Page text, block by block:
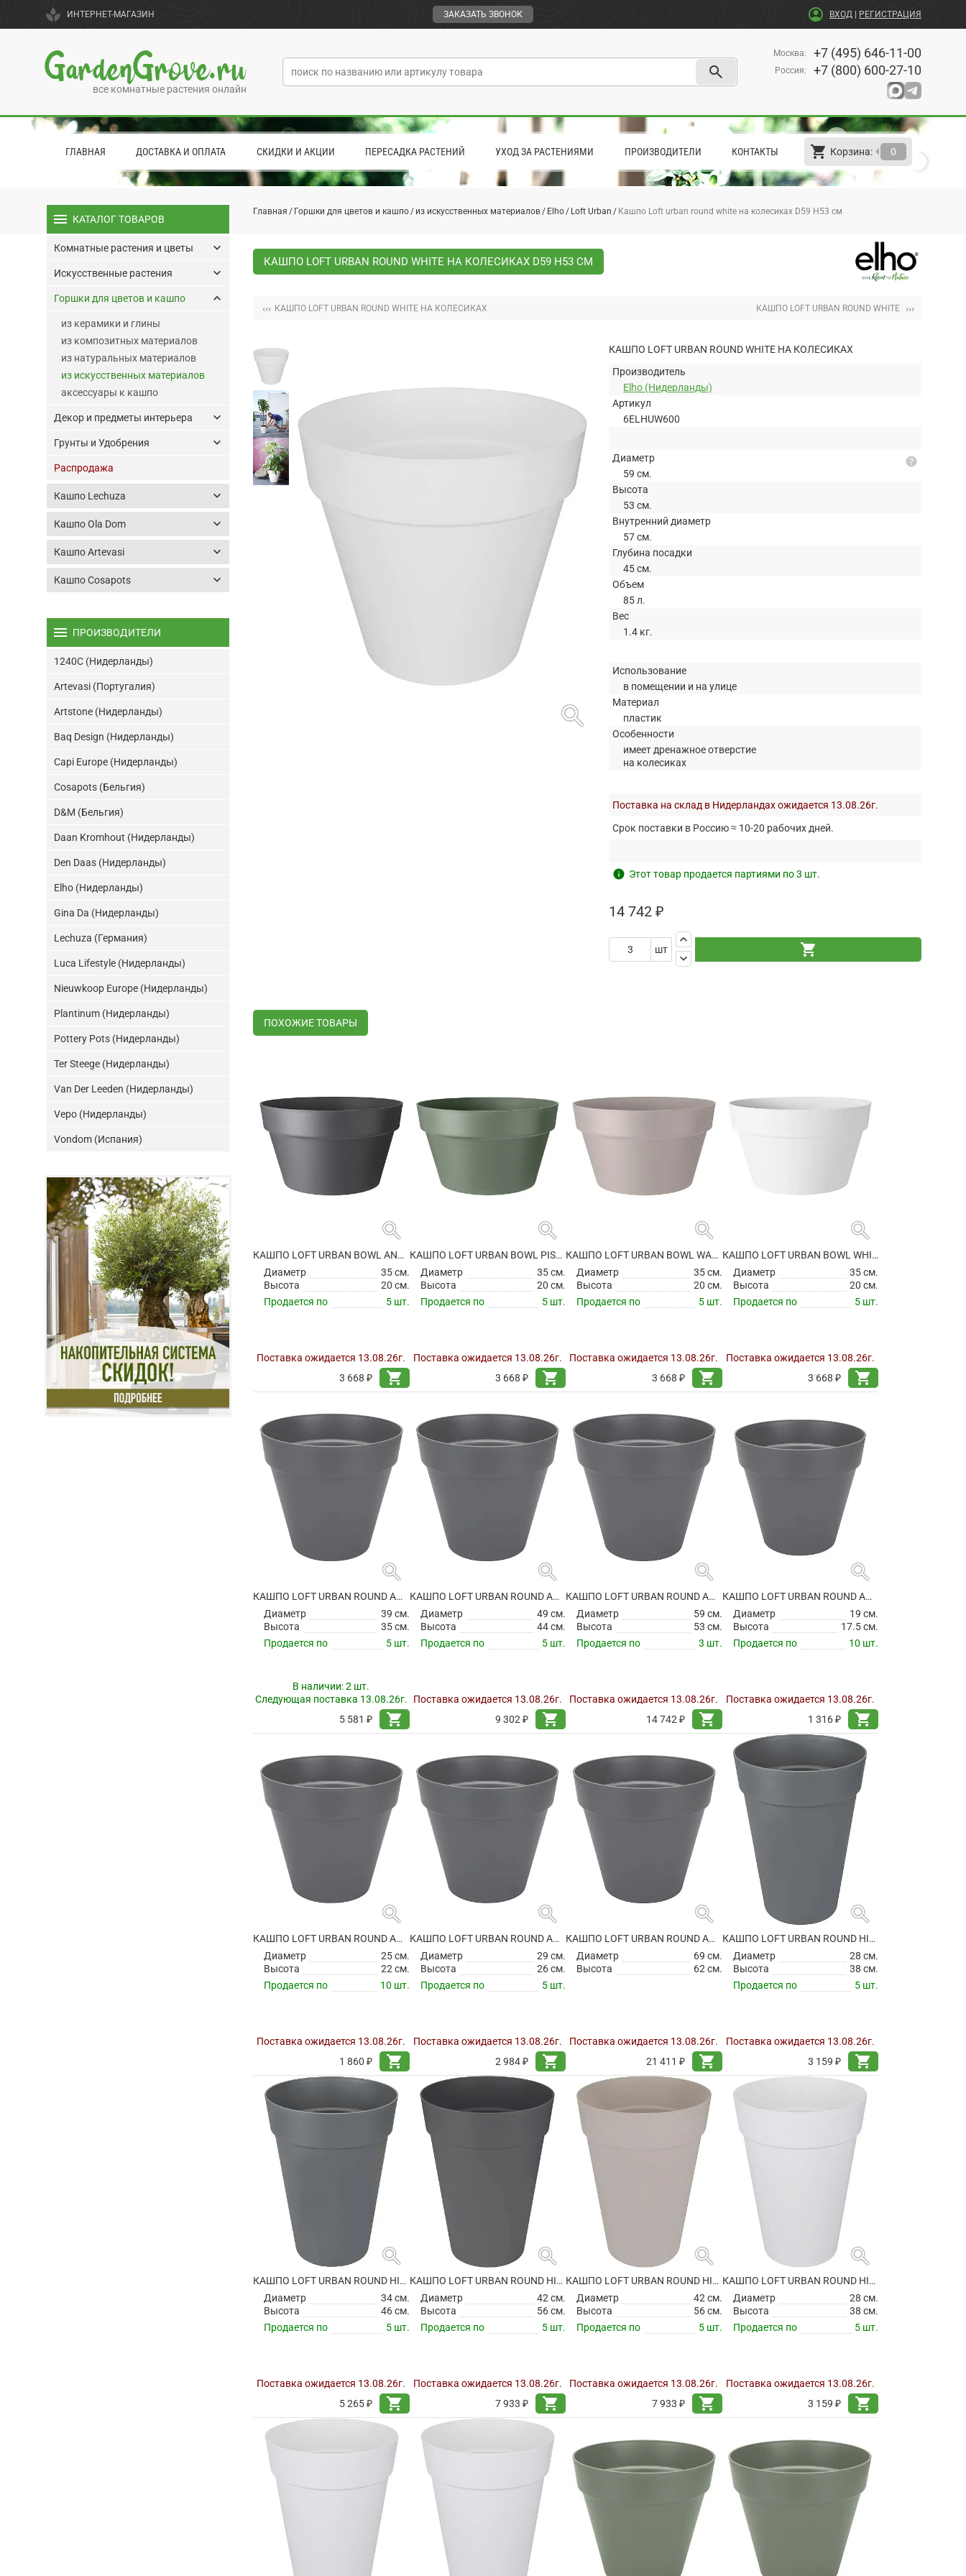
spa ИНТЕРНЕТ-МАГАЗИН ЗАКАЗАТЬ ЗВОНОК account_circle ВХОД РЕГИСТРАЦИЯ
GardenGrove.ru
все комнатные растения онлайн
search
Москва: +7 (495) 646-11-00
Россия: +7 (800) 600-27-10
ГЛАВНАЯ ДОСТАВКА И ОПЛАТА СКИДКИ И АКЦИИ ПЕРЕСАДКА РАСТЕНИЙ УХОД ЗА РАСТЕНИЯМИ ПРОИЗВОДИТЕЛИ КОНТАКТЫ shopping_cart Корзина: 0
arrow_left
Главная Горшки для цветов и кашпо из искусственных материалов Elho Loft Urban Кашпо Loft urban round white на колесиках D59 H53 см
КАШПО LOFT URBAN ROUND WHITE НА КОЛЕСИКАХ D59 H53 СМ
‹‹‹ КАШПО LOFT URBAN ROUND WHITE НА КОЛЕСИКАХ КАШПО LOFT URBAN ROUND WHITE ›››
search
КАШПО LOFT URBAN ROUND WHITE НА КОЛЕСИКАХ
Производитель
Elho (Нидерланды)
Артикул
6ELHUW600
Диаметр
59 см.
Высота
53 см.
Внутренний диаметр
57 см.
Глубина посадки
45 см.
Объем
85 л.
Вес
1.4 кг.
help
Использование
в помещении и на улице
Материал
пластик
Особенности
имеет дренажное отверстие
на колесиках
Поставка на склад в Нидерландах ожидается 13.08.26г.
Срок поставки в Россию ≈ 10-20 рабочих дней.
info Этот товар продается партиями по 3 шт.
14 742 ₽
шт
keyboard_arrow_up
keyboard_arrow_down
shopping_cart
ПОХОЖИЕ ТОВАРЫ
search
КАШПО LOFT URBAN BOWL ANTHRACITE
Диаметр
35 см.
Высота
20 см.
Продается по
5 шт.
Поставка ожидается 13.08.26г.
3 668 ₽
shopping_cart
search
КАШПО LOFT URBAN BOWL PISTACHIO GREEN
Диаметр
35 см.
Высота
20 см.
Продается по
5 шт.
Поставка ожидается 13.08.26г.
3 668 ₽
shopping_cart
search
КАШПО LOFT URBAN BOWL WARM GREY
Диаметр
35 см.
Высота
20 см.
Продается по
5 шт.
Поставка ожидается 13.08.26г.
3 668 ₽
shopping_cart
search
КАШПО LOFT URBAN BOWL WHITE
Диаметр
35 см.
Высота
20 см.
Продается по
5 шт.
Поставка ожидается 13.08.26г.
3 668 ₽
shopping_cart
search
КАШПО LOFT URBAN ROUND ANTHRACITE НА КОЛЕСИКАХ
Диаметр
39 см.
Высота
35 см.
Продается по
5 шт.
В наличии:2 шт.
Следующая поставка 13.08.26г.
5 581 ₽
shopping_cart
search
КАШПО LOFT URBAN ROUND ANTHRACITE НА КОЛЕСИКАХ
Диаметр
49 см.
Высота
44 см.
Продается по
5 шт.
Поставка ожидается 13.08.26г.
9 302 ₽
shopping_cart
search
КАШПО LOFT URBAN ROUND ANTHRACITE НА КОЛЕСИКАХ
Диаметр
59 см.
Высота
53 см.
Продается по
3 шт.
Поставка ожидается 13.08.26г.
14 742 ₽
shopping_cart
search
КАШПО LOFT URBAN ROUND ANTHRACITE
Диаметр
19 см.
Высота
17.5 см.
Продается по
10 шт.
Поставка ожидается 13.08.26г.
1 316 ₽
shopping_cart
search
КАШПО LOFT URBAN ROUND ANTHRACITE
Диаметр
25 см.
Высота
22 см.
Продается по
10 шт.
Поставка ожидается 13.08.26г.
1 860 ₽
shopping_cart
search
КАШПО LOFT URBAN ROUND ANTHRACITE
Диаметр
29 см.
Высота
26 см.
Продается по
5 шт.
Поставка ожидается 13.08.26г.
2 984 ₽
shopping_cart
search
КАШПО LOFT URBAN ROUND ANTHRACITE
Диаметр
69 см.
Высота
62 см.
Поставка ожидается 13.08.26г.
21 411 ₽
shopping_cart
search
КАШПО LOFT URBAN ROUND HIGH ANTHRACITE
Диаметр
28 см.
Высота
38 см.
Продается по
5 шт.
Поставка ожидается 13.08.26г.
3 159 ₽
shopping_cart
search
КАШПО LOFT URBAN ROUND HIGH ANTHRACITE
Диаметр
34 см.
Высота
46 см.
Продается по
5 шт.
Поставка ожидается 13.08.26г.
5 265 ₽
shopping_cart
search
КАШПО LOFT URBAN ROUND HIGH ANTHRACITE
Диаметр
42 см.
Высота
56 см.
Продается по
5 шт.
Поставка ожидается 13.08.26г.
7 933 ₽
shopping_cart
search
КАШПО LOFT URBAN ROUND HIGH WARM GREY
Диаметр
42 см.
Высота
56 см.
Продается по
5 шт.
Поставка ожидается 13.08.26г.
7 933 ₽
shopping_cart
search
КАШПО LOFT URBAN ROUND HIGH WHITE
Диаметр
28 см.
Высота
38 см.
Продается по
5 шт.
Поставка ожидается 13.08.26г.
3 159 ₽
shopping_cart
menu КАТАЛОГ ТОВАРОВ
Комнатные растения и цветы keyboard_arrow_down
Искусственные растения keyboard_arrow_down
Горшки для цветов и кашпо keyboard_arrow_up
из керамики и глины
из композитных материалов
из натуральных материалов
из искусственных материалов
аксессуары к кашпо
Декор и предметы интерьера keyboard_arrow_down
Грунты и Удобрения keyboard_arrow_down
Распродажа
Кашпо Lechuza keyboard_arrow_down
Кашпо Ola Dom keyboard_arrow_down
Кашпо Artevasi keyboard_arrow_down
Кашпо Cosapots keyboard_arrow_down
menu ПРОИЗВОДИТЕЛИ
1240C (Нидерланды)
Artevasi (Португалия)
Artstone (Нидерланды)
Baq Design (Нидерланды)
Capi Europe (Нидерланды)
Cosapots (Бельгия)
D&M (Бельгия)
Daan Kromhout (Нидерланды)
Den Daas (Нидерланды)
Elho (Нидерланды)
Gina Da (Нидерланды)
Lechuza (Германия)
Luca Lifestyle (Нидерланды)
Nieuwkoop Europe (Нидерланды)
Plantinum (Нидерланды)
Pottery Pots (Нидерланды)
Ter Steege (Нидерланды)
Van Der Leeden (Нидерланды)
Vepo (Нидерланды)
Vondom (Испания)